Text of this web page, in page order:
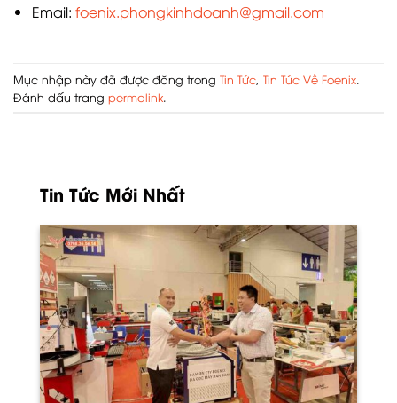
Email: foenix.phongkinhdoanh@gmail.com
Mục nhập này đã được đăng trong Tin Tức Tin Tức Về Foenix
Đánh dấu trang permalink
Tin Tức Mới Nhất